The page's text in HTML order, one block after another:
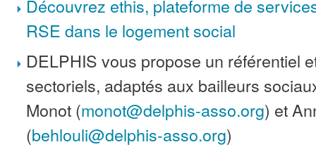
Découvrez ethis, plateforme de
RSE dans le logement social
DELPHIS vous propose un référentiel
sectoriels, adaptés aux bailleurs
Monot (monot@delphis-asso.org) et
(behlouli@delphis-asso.org)